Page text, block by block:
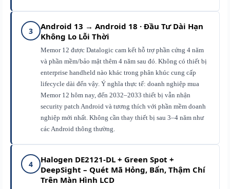
3
Android 13 → Android 18 · Đầu Tư Dài Hạn
Không Lo Lỗi Thời
Memor 12 được Datalogic cam kết hỗ trợ phần cứng 4 năm
và phần mềm/bảo mật thêm 4 năm sau đó. Không có thiết bị
enterprise handheld nào khác trong phân khúc cung cấp
lifecycle dài đến vậy. Ý nghĩa thực tế: doanh nghiệp mua
Memor 12 hôm nay, đến 2032–2033 thiết bị vẫn nhận
security patch Android và tương thích với phần mềm doanh
nghiệp mới nhất. Không cần thay thiết bị sau 3–4 năm như
các Android thông thường.
4
Halogen DE2121-DL + Green Spot +
DeepSight – Quét Mã Hỏng, Bẩn, Thậm Chí
Trên Màn Hình LCD